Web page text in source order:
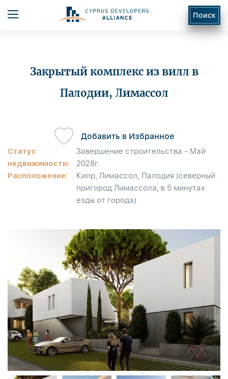
Поиск
Закрытый комплекс из вилл в
Палодии, Лимассол
Статус
недвижимости:
Завершение строительства - Май
2028г.
Расположение:
Кипр, Лимассол, Палодия (северный
пригород Лимассола, в 5 минутах
езды от города)
Добавить в Избранное